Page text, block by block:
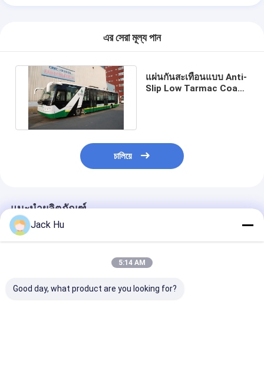
এর সেরা মূল্য পান
แผ่นกันสะเทือนแบบ Anti-
Slip Low Tarmac Coach
চালিয়ে
แนะนำผลิตภัณฑ์
Jack Hu
5:14 AM
Good day, what product are you looking for?